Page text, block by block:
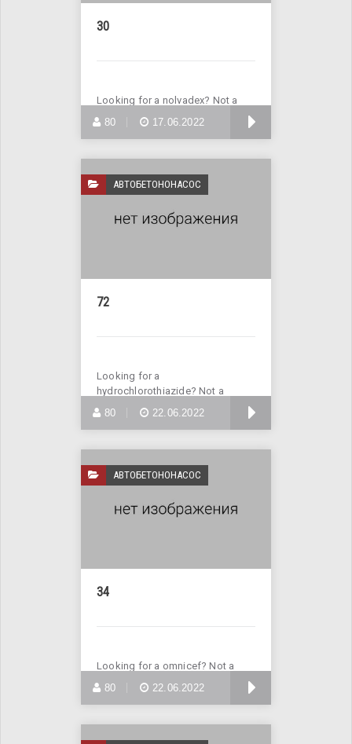
30
Looking for a nolvadex? Not a
problem! Enter Site >>>
80 17.06.2022
АВТОБЕТОНОНАСОС
72
Looking for a
hydrochlorothiazide? Not a
problem! Enter Site >>>
80 22.06.2022
АВТОБЕТОНОНАСОС
34
Looking for a omnicef? Not a
problem! Buy omnicef online
80 22.06.2022